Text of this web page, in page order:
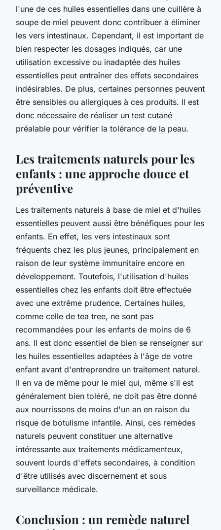
l'une de ces huiles essentielles dans une cuillère à
soupe de miel peuvent donc contribuer à éliminer
les vers intestinaux. Cependant, il est important de
bien respecter les dosages indiqués, car une
utilisation excessive ou inadaptée des huiles
essentielles peut entraîner des effets secondaires
indésirables. De plus, certaines personnes peuvent
être sensibles ou allergiques à ces produits. Il est
donc nécessaire de réaliser un test cutané
préalable pour vérifier la tolérance de la peau.
Les traitements naturels pour les
enfants : une approche douce et
préventive
Les traitements naturels à base de miel et d'huiles
essentielles peuvent aussi être bénéfiques pour les
enfants. En effet, les vers intestinaux sont
fréquents chez les plus jeunes, principalement en
raison de leur système immunitaire encore en
développement. Toutefois, l'utilisation d'huiles
essentielles chez les enfants doit être effectuée
avec une extrême prudence. Certaines huiles,
comme celle de tea tree, ne sont pas
recommandées pour les enfants de moins de 6
ans. Il est donc essentiel de bien se renseigner sur
les huiles essentielles adaptées à l'âge de votre
enfant avant d'entreprendre un traitement naturel.
Il en va de même pour le miel qui, même s'il est
généralement bien toléré, ne doit pas être donné
aux nourrissons de moins d'un an en raison du
risque de botulisme infantile. Ainsi, ces remèdes
naturels peuvent constituer une alternative
intéressante aux traitements médicamenteux,
souvent lourds d'effets secondaires, à condition
d'être utilisés avec discernement et sous
surveillance médicale.
Conclusion : un remède naturel